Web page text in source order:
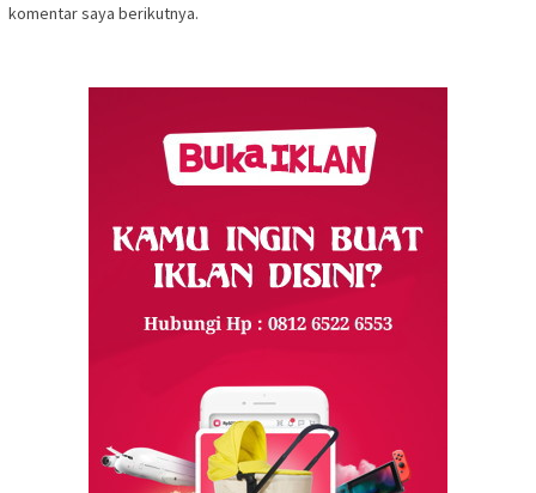
komentar saya berikutnya.